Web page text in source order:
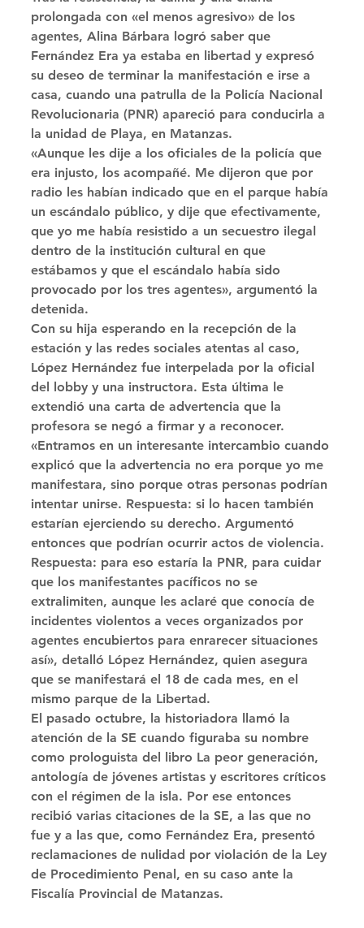
prolongada con «el menos agresivo» de los
agentes, Alina Bárbara logró saber que
Fernández Era ya estaba en libertad y expresó
su deseo de terminar la manifestación e irse a
casa, cuando una patrulla de la Policía Nacional
Revolucionaria (PNR) apareció para conducirla a
la unidad de Playa, en Matanzas.
«Aunque les dije a los oficiales de la policía que
era injusto, los acompañé. Me dijeron que por
radio les habían indicado que en el parque había
un escándalo público, y dije que efectivamente,
que yo me había resistido a un secuestro ilegal
dentro de la institución cultural en que
estábamos y que el escándalo había sido
provocado por los tres agentes», argumentó la
detenida.
Con su hija esperando en la recepción de la
estación y las redes sociales atentas al caso,
López Hernández fue interpelada por la oficial
del lobby y una instructora. Esta última le
extendió una carta de advertencia que la
profesora se negó a firmar y a reconocer.
«Entramos en un interesante intercambio cuando
explicó que la advertencia no era porque yo me
manifestara, sino porque otras personas podrían
intentar unirse. Respuesta: si lo hacen también
estarían ejerciendo su derecho. Argumentó
entonces que podrían ocurrir actos de violencia.
Respuesta: para eso estaría la PNR, para cuidar
que los manifestantes pacíficos no se
extralimiten, aunque les aclaré que conocía de
incidentes violentos a veces organizados por
agentes encubiertos para enrarecer situaciones
así», detalló López Hernández, quien asegura
que se manifestará el 18 de cada mes, en el
mismo parque de la Libertad.
El pasado octubre, la historiadora llamó la
atención de la SE cuando figuraba su nombre
como prologuista del libro La peor generación,
antología de jóvenes artistas y escritores críticos
con el régimen de la isla. Por ese entonces
recibió varias citaciones de la SE, a las que no
fue y a las que, como Fernández Era, presentó
reclamaciones de nulidad por violación de la Ley
de Procedimiento Penal, en su caso ante la
Fiscalía Provincial de Matanzas.